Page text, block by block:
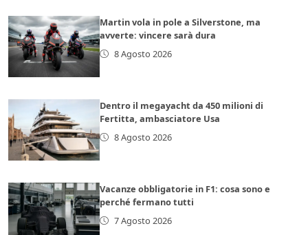
Martin vola in pole a Silverstone, ma
avverte: vincere sarà dura
8 Agosto 2026
Dentro il megayacht da 450 milioni di
Fertitta, ambasciatore Usa
8 Agosto 2026
Vacanze obbligatorie in F1: cosa sono e
perché fermano tutti
7 Agosto 2026